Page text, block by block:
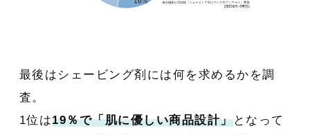
最後はシェービング剤には何を求めるかを調
査。
1位は19％で「肌に優しい商品設計」となって